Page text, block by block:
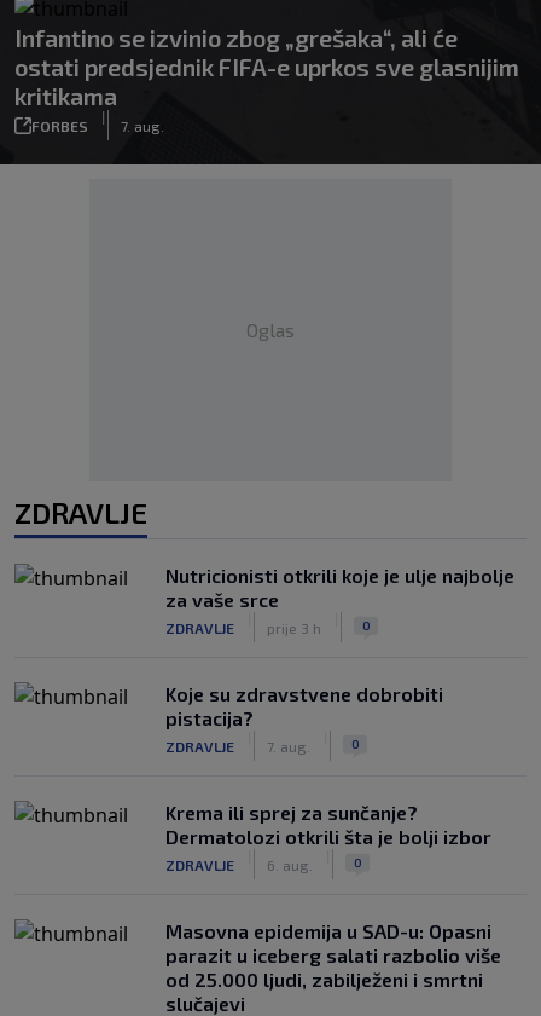
Infantino se izvinio zbog „grešaka“, ali će
ostati predsjednik FIFA-e uprkos sve glasnijim
kritikama
FORBES
|
7. aug.
Oglas
ZDRAVLJE
Nutricionisti otkrili koje je ulje najbolje
za vaše srce
ZDRAVLJE prije 3 h 0
Koje su zdravstvene dobrobiti
pistacija?
ZDRAVLJE 7. aug. 0
Krema ili sprej za sunčanje?
Dermatolozi otkrili šta je bolji izbor
ZDRAVLJE 6. aug. 0
Masovna epidemija u SAD-u: Opasni
parazit u iceberg salati razbolio više
od 25.000 ljudi, zabilježeni i smrtni
slučajevi